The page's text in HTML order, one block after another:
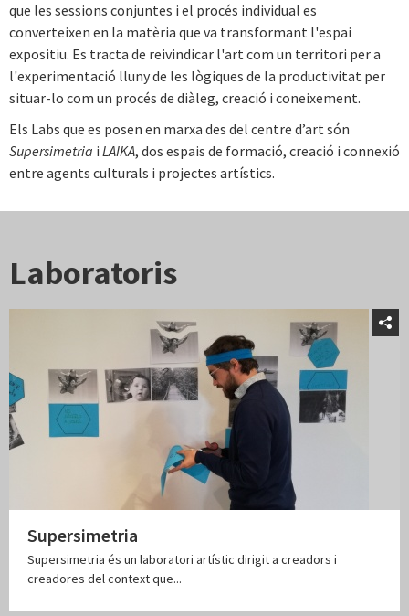
que les sessions conjuntes i el procés individual es
converteixen en la matèria que va transformant l'espai
expositiu. Es tracta de reivindicar l'art com un territori per a
l'experimentació lluny de les lògiques de la productivitat per
situar-lo com un procés de diàleg, creació i coneixement.
Els Labs que es posen en marxa des del centre d’art són
Supersimetria i LAIKA, dos espais de formació, creació i connexió
entre agents culturals i projectes artístics.
Laboratoris
Supersimetria
Supersimetria és un laboratori artístic dirigit a creadors i
creadores del context que...